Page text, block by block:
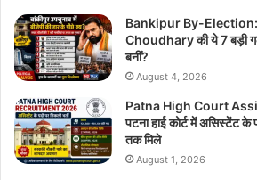
Bankipur By-Election:
Choudhary की ये 7 बड़ी
बनीं?
August 4, 2026
Patna High Court
पटना हाई कोर्ट में असिस्टेंट के
तक मिले
August 1, 2026